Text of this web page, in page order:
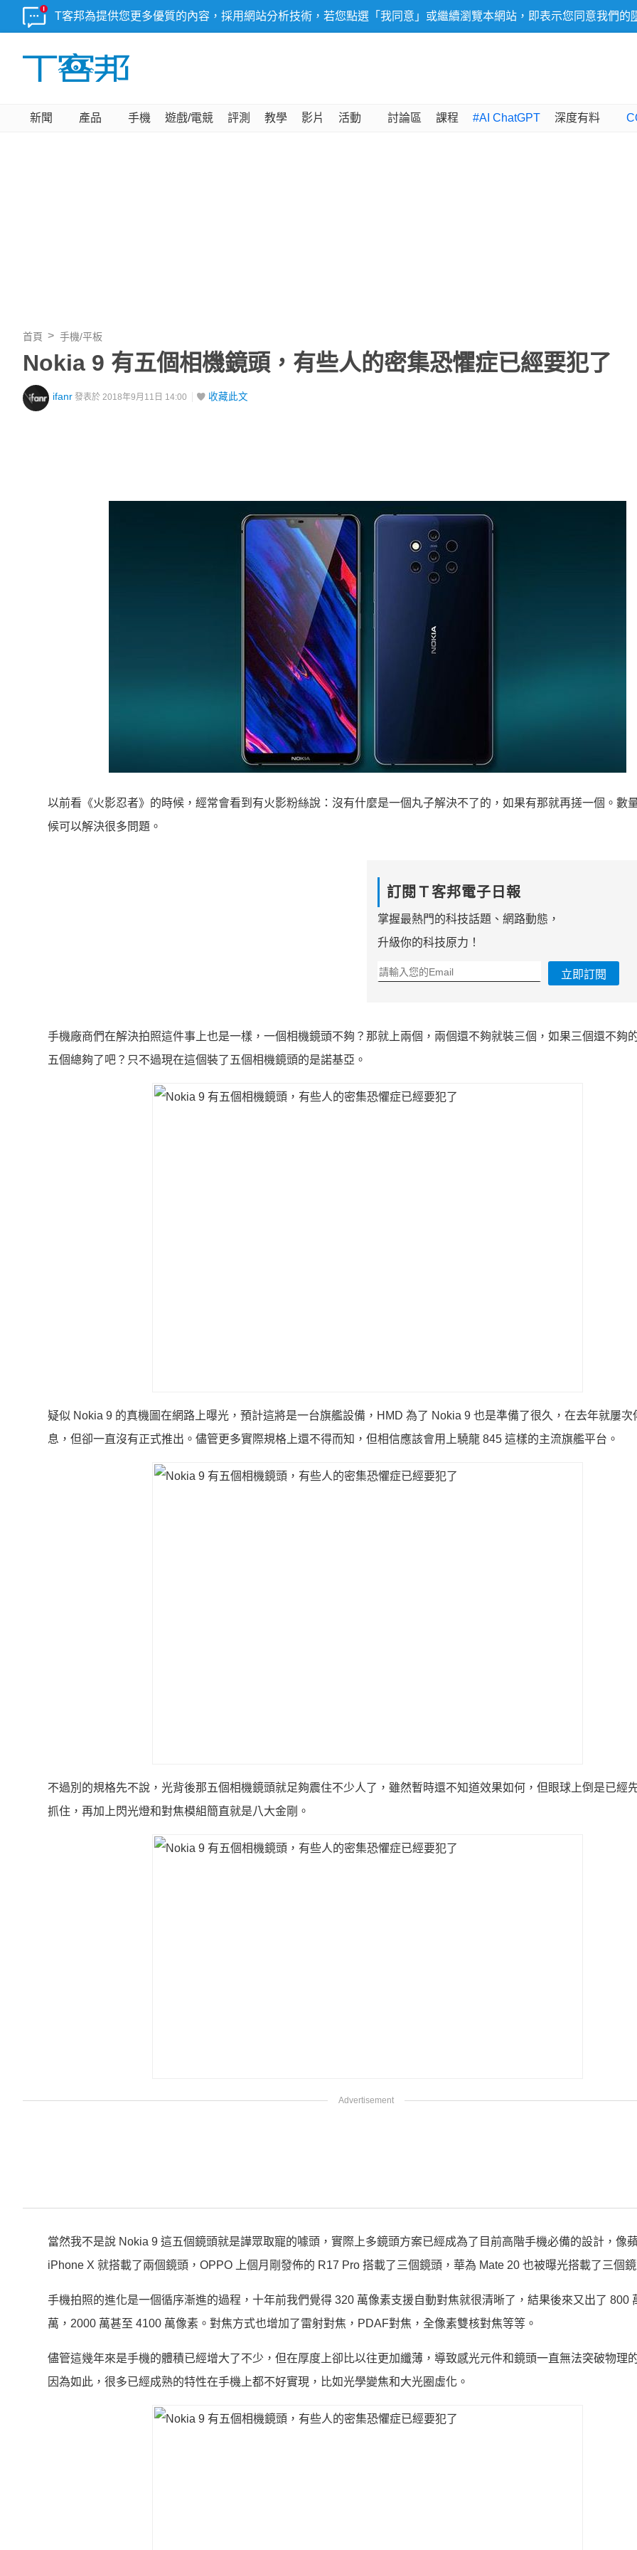
T客邦為提供您更多優質的內容，採用網站分析技術，若您點選「我同意」或繼續瀏覽本網站，即表示您同意我們的
新聞 產品 手機 遊戲/電競 評測 教學 影片 活動 討論區 課程 #AI ChatGPT 深度有料
首頁 手機/平板
Nokia 9 有五個相機鏡頭，有些人的密集恐懼症已經要犯了
ifanr 發表於 2018年9月11日 14:00 收藏此文
以前看《火影忍者》的時候，經常會看到有火影粉絲說：沒有什麼是一個丸子解決不了的，如果有那就再搓一個。數
候可以解決很多問題。
訂閱Ｔ客邦電子日報
掌握最熱門的科技話題、網路動態，
升級你的科技原力！
立即訂閱
手機廠商們在解決拍照這件事上也是一樣，一個相機鏡頭不夠？那就上兩個，兩個還不夠就裝三個，如果三個還不
五個總夠了吧？只不過現在這個裝了五個相機鏡頭的是諾基亞。
疑似 Nokia 9 的真機圖在網路上曝光，預計這將是一台旗艦設備，HMD 為了 Nokia 9 也是準備了很久，在去年就屢次
息，但卻一直沒有正式推出。儘管更多實際規格上還不得而知，但相信應該會用上驍龍 845 這樣的主流旗艦平台。
不過別的規格先不說，光背後那五個相機鏡頭就足夠震住不少人了，雖然暫時還不知道效果如何，但眼球上倒是已經
抓住，再加上閃光燈和對焦模組簡直就是八大金剛。
當然我不是說 Nokia 9 這五個鏡頭就是譁眾取寵的噱頭，實際上多鏡頭方案已經成為了目前高階手機必備的設計，像
iPhone X 就搭載了兩個鏡頭，OPPO 上個月剛發佈的 R17 Pro 搭載了三個鏡頭，華為 Mate 20 也被曝光搭載了三個鏡
手機拍照的進化是一個循序漸進的過程，十年前我們覺得 320 萬像素支援自動對焦就很清晰了，結果後來又出了 800
萬，2000 萬甚至 4100 萬像素。對焦方式也增加了雷射對焦，PDAF對焦，全像素雙核對焦等等。
儘管這幾年來是手機的體積已經增大了不少，但在厚度上卻比以往更加纖薄，導致感光元件和鏡頭一直無法突破物理
因為如此，很多已經成熟的特性在手機上都不好實現，比如光學變焦和大光圈虛化。